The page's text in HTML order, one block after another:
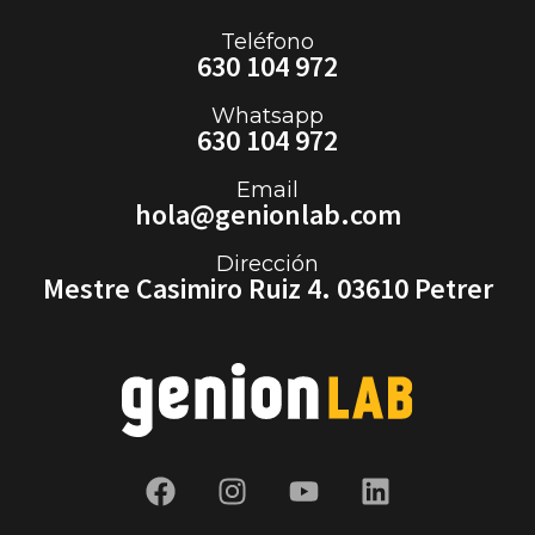
Teléfono
630 104 972
Whatsapp
630 104 972
Email
hola@genionlab.com
Dirección
Mestre Casimiro Ruiz 4. 03610 Petrer